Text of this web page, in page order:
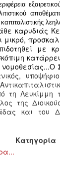
καρυδιάς
μικρό,
με
νομοθεσίας...Ο
τη Λευκίμμη
της
και του
Κατηγορία